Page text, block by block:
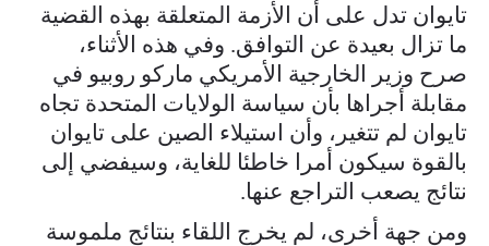
تايوان تدل على أن الأزمة المتعلقة بهذه القضية
ما تزال بعيدة عن التوافق. وفي هذه الأثناء،
صرح وزير الخارجية الأمريكي ماركو روبيو في
مقابلة أجراها بأن سياسة الولايات المتحدة تجاه
تايوان لم تتغير، وأن استيلاء الصين على تايوان
بالقوة سيكون أمرا خاطئا للغاية، وسيفضي إلى
نتائج يصعب التراجع عنها.
ومن جهة أخرى، لم يخرج اللقاء بنتائج ملموسة